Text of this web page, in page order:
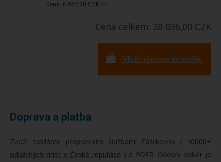
Cena: 6 557,00 CZK
Cena celkem: 28 036,00 CZK
Vložit všechny do košíku
Doprava a platba
Zboží zasíláme přepravními službami Zásilkovna (
10000+
odběrných míst v České republice ) a FOFR. Osobní odběr je